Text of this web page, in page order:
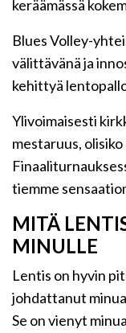
keräämässä
Blues Volley-
välittävänä ja
kehittyä
Ylivoimaisesti
mestaruus,
tiemme
MITÄ
MINULLE
Lentis on hyvin
johdattanut
Se on vienyt